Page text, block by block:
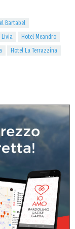
Bartabel
Livia
Hotel Meandro
Hotel La Terrazzina